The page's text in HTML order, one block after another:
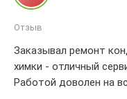
Отзыв
Заказывал ремонт
химки - отличный
Работой доволен на